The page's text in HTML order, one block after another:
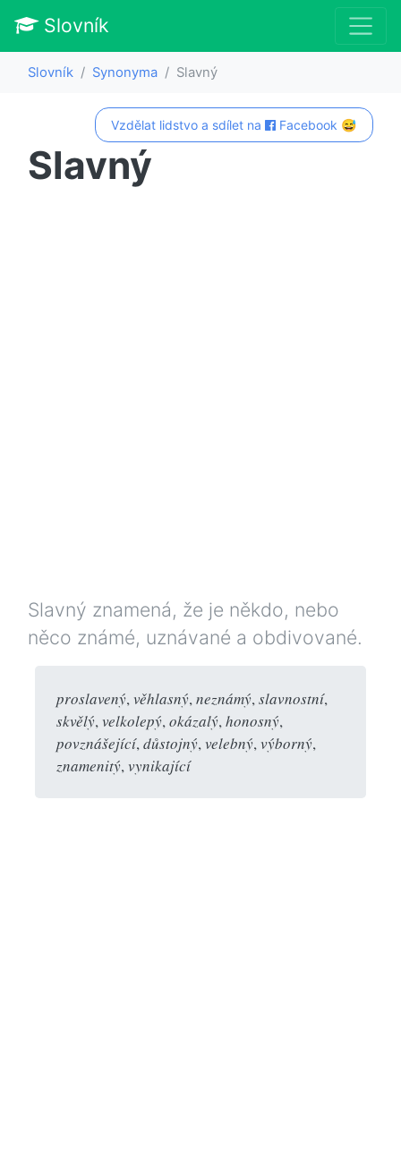
Slovník
Slovník Synonyma Slavný
Vzdělat lidstvo a sdílet na Facebook 😅
Slavný
Slavný znamená, že je někdo, nebo
něco známé, uznávané a obdivované.
proslavený,věhlasný,neznámý,slavnostní,
skvělý,velkolepý,okázalý,honosný,
povznášející,důstojný,velebný,výborný,
znamenitý,vynikající